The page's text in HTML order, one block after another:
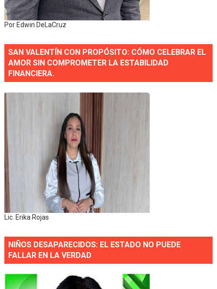
Por Edwin DeLaCruz
SAN VALENTÍN CON PROPÓSITO: CÓMO CELEBRAR EL
AMOR SIN COMPROMETER LA ESTABILIDAD
FINANCIERA.
Lic. Erika Rojas
NIÑOS DESAPARECIDOS: EL ESTADO NO PUEDE
FALLAR EN LA VERDAD